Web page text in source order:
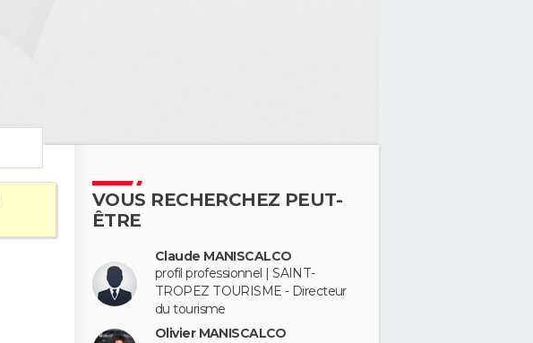
VOUS RECHERCHEZ PEUT-
ÊTRE
Claude MANISCALCO
profil professionnel | SAINT-
TROPEZ TOURISME - Directeur
du tourisme
Olivier MANISCALCO